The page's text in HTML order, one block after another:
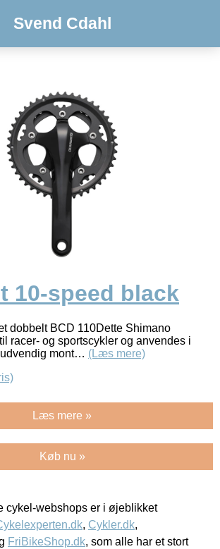
Svend Cdahl
10-speed black
dobbelt BCD 110Dette Shimano
racer- og sportscykler og anvendes i
mont… (Læs mere)
Læs mere »
Køb nu »
cykel-webshops er i øjeblikket
, Cykler.dk,
FriBikeShop.dk, som alle har et stort